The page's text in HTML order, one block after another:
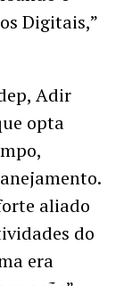
Digitais,”
Adir
opta
aliado
do
era